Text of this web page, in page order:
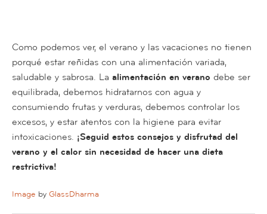
Como podemos ver, el verano y las vacaciones no tienen
porqué estar reñidas con una alimentación variada,
saludable y sabrosa. La alimentación en verano debe ser
equilibrada, debemos hidratarnos con agua y
consumiendo frutas y verduras, debemos controlar los
excesos, y estar atentos con la higiene para evitar
intoxicaciones. ¡Seguid estos consejos y disfrutad del
verano y el calor sin necesidad de hacer una dieta
restrictiva!
Image by GlassDharma